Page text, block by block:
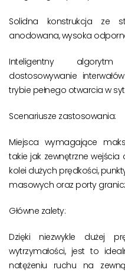
Solidna konstrukcja ze
anodowana, wysoka
Inteligentny algorytm
dostosowywanie
trybie pełnego otwarcia w
Scenariusze zastosowania:
Miejsca wymagające
takie jak zewnętrzne
kolei dużych prędkości,
masowych oraz porty
Główne zalety:
Dzięki niezwykle dużej
wytrzymałości, jest to
natężeniu ruchu na